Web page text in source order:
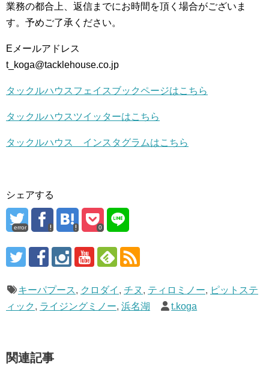
業務の都合上、返信までにお時間を頂く場合がございま
す。予めご了承ください。
Eメールアドレス
t_koga@tacklehouse.co.jp
タックルハウスフェイスブックページはこちら
タックルハウスツイッターはこちら
タックルハウス インスタグラムはこちら
シェアする
error 0
キーパプース, クロダイ , チヌ , ティロミノー, ピットステ
ィック , ライジングミノー, 浜名湖 t.koga
関連記事